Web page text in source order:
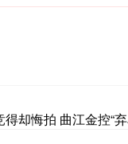
却悔拍 曲江金控“